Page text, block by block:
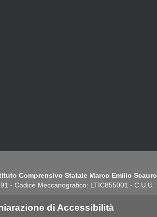
Comprensivo Statale Marco Emilio
- Codice Meccanografico: LTIC855001 - C.U.U.
di Accessibilità